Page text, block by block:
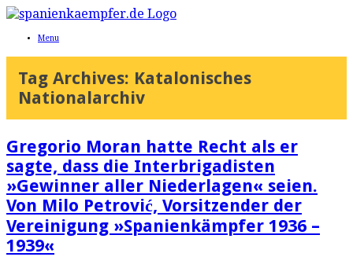
Menu
Tag Archives: Katalonisches
Nationalarchiv
Gregorio Moran hatte Recht als er
sagte, dass die Interbrigadisten
»Gewinner aller Niederlagen« seien.
Von Milo Petrović, Vorsitzender der
Vereinigung »Spanienkämpfer 1936 –
1939«